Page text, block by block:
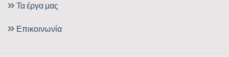
Τα έργα μας
Επικοινωνία